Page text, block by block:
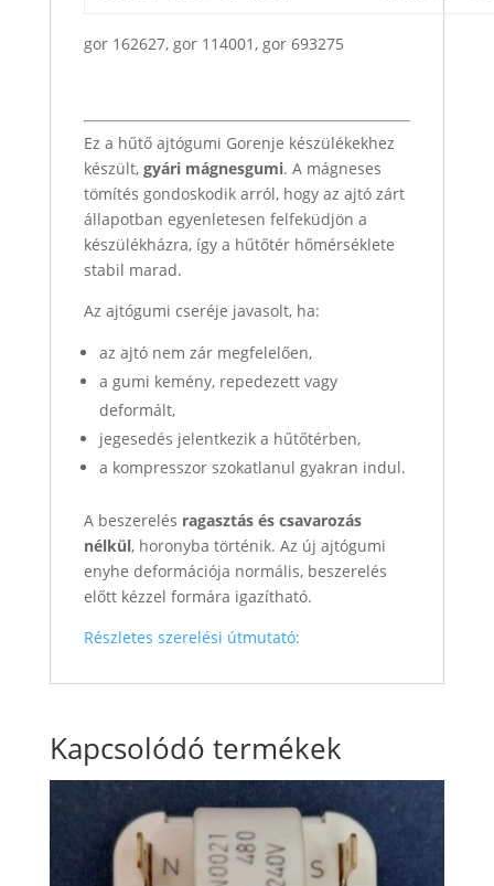
gor 162627, gor 114001, gor 693275
Ez a hűtő ajtógumi Gorenje készülékekhez
készült, gyári mágnesgumi. A mágneses
tömítés gondoskodik arról, hogy az ajtó zárt
állapotban egyenletesen felfeküdjön a
készülékházra, így a hűtőtér hőmérséklete
stabil marad.
Az ajtógumi cseréje javasolt, ha:
az ajtó nem zár megfelelően,
a gumi kemény, repedezett vagy
deformált,
jegesedés jelentkezik a hűtőtérben,
a kompresszor szokatlanul gyakran indul.
A beszerelés ragasztás és csavarozás
nélkül, horonyba történik. Az új ajtógumi
enyhe deformációja normális, beszerelés
előtt kézzel formára igazítható.
Részletes szerelési útmutató:
Kapcsolódó termékek